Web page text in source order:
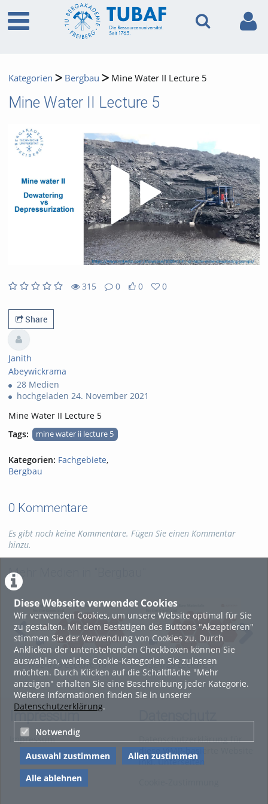
Diese Webseite verwendet Cookies
Wir verwenden Cookies, um unsere Website optimal für Sie
zu gestalten. Mit dem Bestätigen des Buttons "Akzeptieren"
stimmen Sie der Verwendung von Cookies zu. Durch
Anklicken der untenstehenden Checkboxen können Sie
auswählen, welche Cookie-Kategorien Sie zulassen
möchten. Durch Klicken auf die Schaltfläche "Mehr
anzeigen" erhalten Sie eine Beschreibung jeder Kategorie.
Weitere Informationen finden Sie in unserer
Datenschutzerklärung.
Notwendig
Auswahl zustimmen
Allen zustimmen
Alle ablehnen
Kategorien Bergbau Mine Water II Lecture 5
Mine Water II Lecture 5
315
0
0
0
Share
Janith
Abeywickrama
28 Medien
hochgeladen 24. November 2021
Mine Water II Lecture 5
Tags:
mine water ii lecture 5
Kategorien: Fachgebiete,
Bergbau
0 Kommentare
Es gibt noch keine Kommentare. Fügen Sie einen Kommentar
hinzu.
Mehr Medien in "Bergbau"
WS24/25 Lecture 10
Economic Resource
Evaluation (2025-02-07)
WS24/25 Lecture 9
Environmental Impact
Assessment (2025-01-27)
Impressum
Impressum
Datenschutzerklärung für
diese ViMP-basierte Website
inkl. Unterseiten